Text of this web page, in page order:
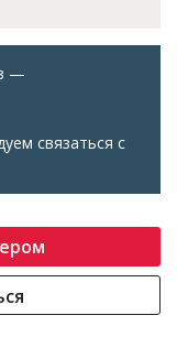
—
связаться с